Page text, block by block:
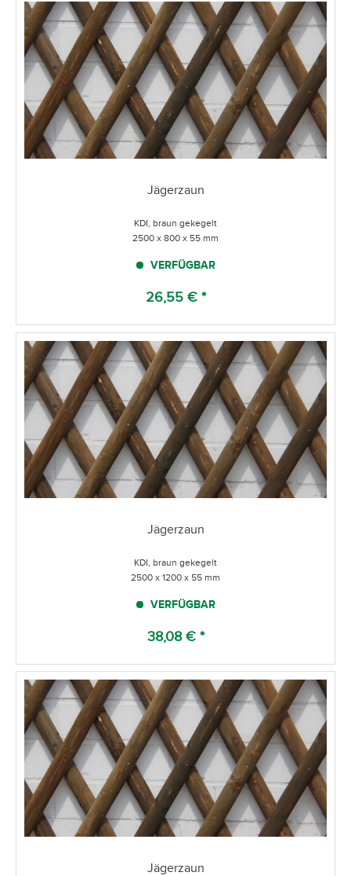
Jägerzaun
KDI, braun gekegelt
2500 x 800 x 55 mm
VERFÜGBAR
26,55 € *
Jägerzaun
KDI, braun gekegelt
2500 x 1200 x 55 mm
VERFÜGBAR
38,08 € *
Jägerzaun